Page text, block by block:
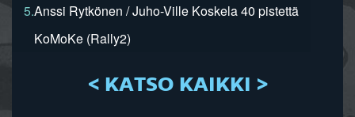
5.Anssi Rytkönen / Juho-Ville Koskela 40 pistettä
KoMoKe (Rally2)
< KATSO KAIKKI >